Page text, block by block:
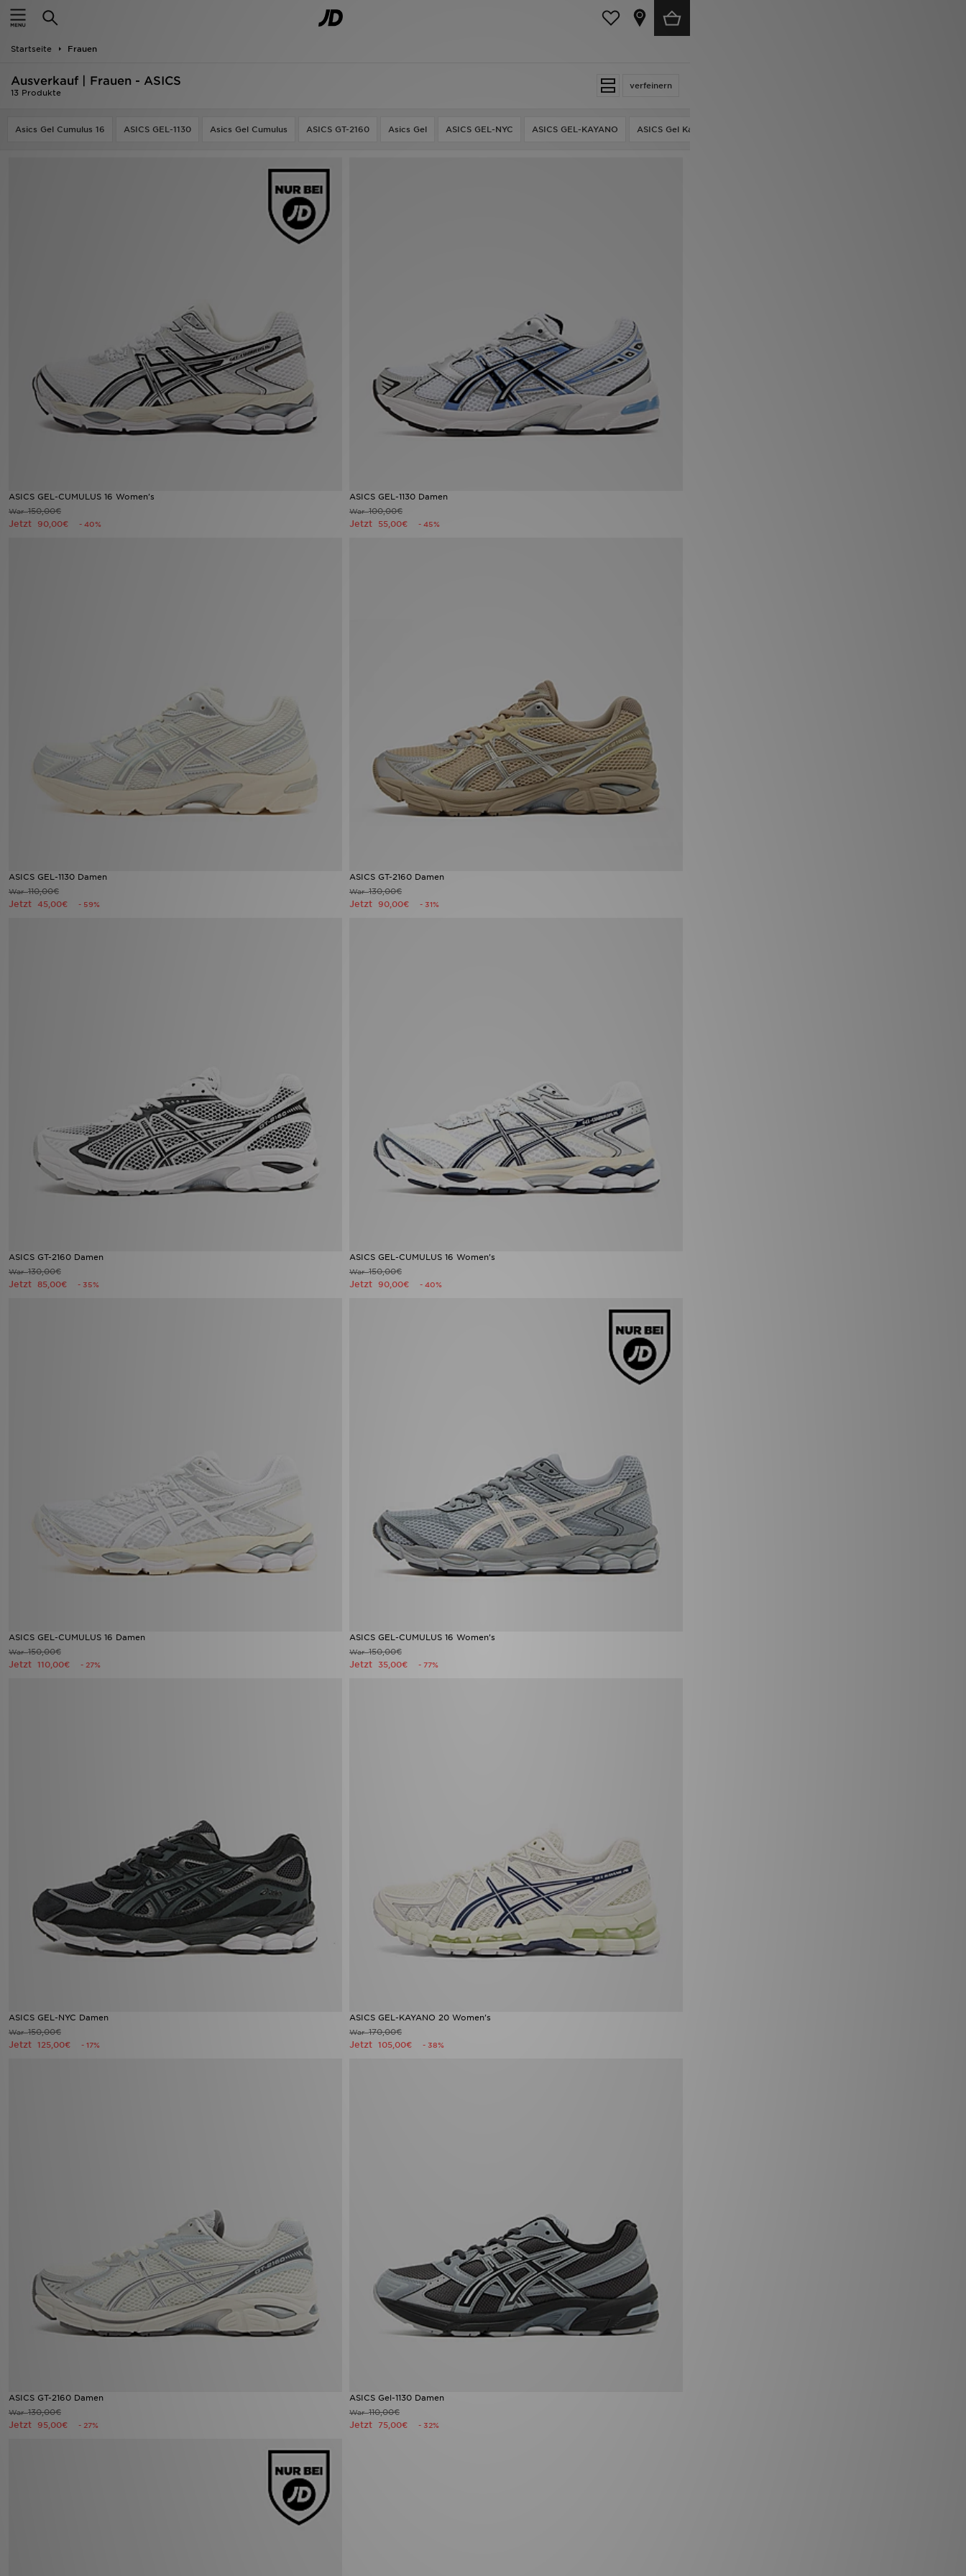
Startseite Frauen
verfeinern
Ausverkauf | Frauen - ASICS
13 Produkte
Asics Gel Cumulus 16 ASICS GEL-1130 Asics Gel Cumulus ASICS GT-2160 Asics Gel ASICS GEL-NYC ASICS GEL-KAYANO ASICS Gel Kayano 20
ASICS GEL-CUMULUS 16 Women's
War150,00€
Jetzt 90,00€ - 40%
ASICS GEL-1130 Damen
War100,00€
Jetzt 55,00€ - 45%
ASICS GEL-1130 Damen
War110,00€
Jetzt 45,00€ - 59%
ASICS GT-2160 Damen
War130,00€
Jetzt 90,00€ - 31%
ASICS GT-2160 Damen
War130,00€
Jetzt 85,00€ - 35%
ASICS GEL-CUMULUS 16 Women's
War150,00€
Jetzt 90,00€ - 40%
ASICS GEL-CUMULUS 16 Damen
War150,00€
Jetzt 110,00€ - 27%
ASICS GEL-CUMULUS 16 Women's
War150,00€
Jetzt 35,00€ - 77%
ASICS GEL-NYC Damen
War150,00€
Jetzt 125,00€ - 17%
ASICS GEL-KAYANO 20 Women's
War170,00€
Jetzt 105,00€ - 38%
ASICS GT-2160 Damen
War130,00€
Jetzt 95,00€ - 27%
ASICS Gel-1130 Damen
War110,00€
Jetzt 75,00€ - 32%
Startseite
Marken
Lade Die APP
Geschenkkarte
Meine Nachrichten